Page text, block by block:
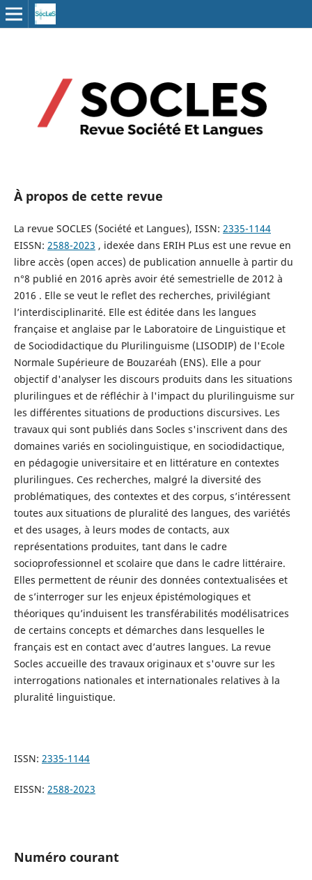
À propos de cette revue
La revue SOCLES (Société et Langues), ISSN: 2335-1144
EISSN: 2588-2023 , idexée dans ERIH PLus est une revue en
libre accès (open acces) de publication annuelle à partir du
n°8 publié en 2016 après avoir été semestrielle de 2012 à
2016 . Elle se veut le reflet des recherches, privilégiant
l’interdisciplinarité. Elle est éditée dans les langues
française et anglaise par le Laboratoire de Linguistique et
de Sociodidactique du Plurilinguisme (LISODIP) de l'Ecole
Normale Supérieure de Bouzaréah (ENS). Elle a pour
objectif d'analyser les discours produits dans les situations
plurilingues et de réfléchir à l'impact du plurilinguisme sur
les différentes situations de productions discursives. Les
travaux qui sont publiés dans Socles s'inscrivent dans des
domaines variés en sociolinguistique, en sociodidactique,
en pédagogie universitaire et en littérature en contextes
plurilingues. Ces recherches, malgré la diversité des
problématiques, des contextes et des corpus, s’intéressent
toutes aux situations de pluralité des langues, des variétés
et des usages, à leurs modes de contacts, aux
représentations produites, tant dans le cadre
socioprofessionnel et scolaire que dans le cadre littéraire.
Elles permettent de réunir des données contextualisées et
de s’interroger sur les enjeux épistémologiques et
théoriques qu’induisent les transférabilités modélisatrices
de certains concepts et démarches dans lesquelles le
français est en contact avec d’autres langues. La revue
Socles accueille des travaux originaux et s'ouvre sur les
interrogations nationales et internationales relatives à la
pluralité linguistique.
ISSN: 2335-1144
EISSN: 2588-2023
Numéro courant